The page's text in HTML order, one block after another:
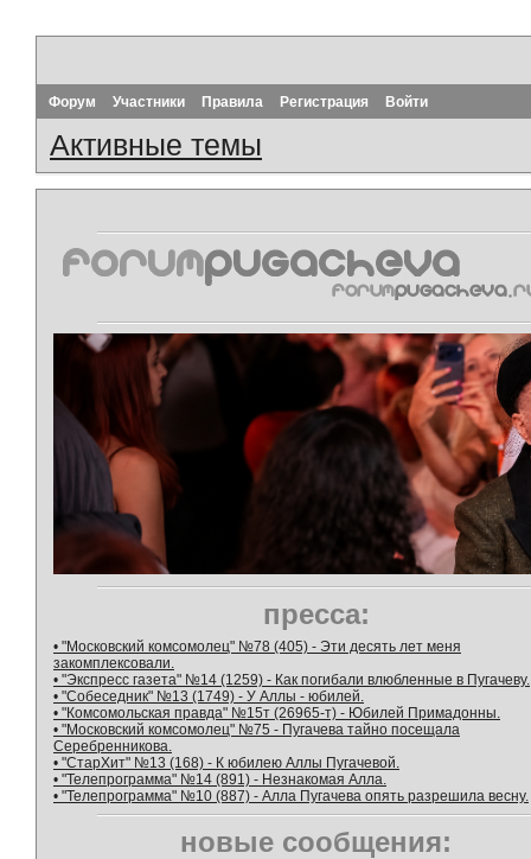
Форум Участники Правила Регистрация Войти
Активные темы
пресса:
• "Московский комсомолец" №78 (405) - Эти десять лет меня
закомплексовали.
• "Экспресс газета" №14 (1259) - Как погибали влюбленные в Пугачеву.
• "Собеседник" №13 (1749) - У Аллы - юбилей.
• "Комсомольская правда" №15т (26965-т) - Юбилей Примадонны.
• "Московский комсомолец" №75 - Пугачева тайно посещала
Серебренникова.
• "СтарХит" №13 (168) - К юбилею Аллы Пугачевой.
• "Телепрограмма" №14 (891) - Незнакомая Алла.
• "Телепрограмма" №10 (887) - Алла Пугачева опять разрешила весну.
новые сообщения: